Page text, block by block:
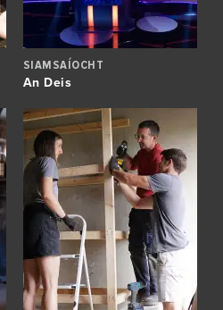
SIAMSAÍOCHT
An Deis